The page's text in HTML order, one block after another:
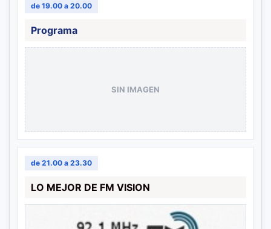
de 19.00 a 20.00
Programa
SIN IMAGEN
de 21.00 a 23.30
LO MEJOR DE FM VISION